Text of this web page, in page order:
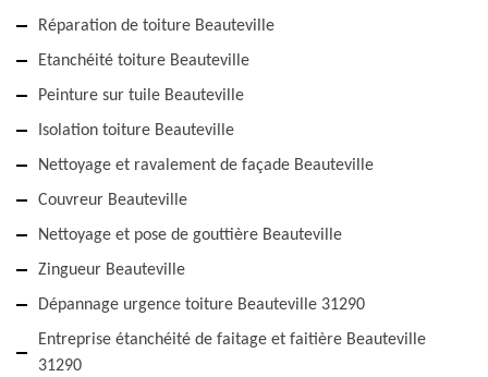
Réparation de toiture Beauteville
Etanchéité toiture Beauteville
Peinture sur tuile Beauteville
Isolation toiture Beauteville
Nettoyage et ravalement de façade Beauteville
Couvreur Beauteville
Nettoyage et pose de gouttière Beauteville
Zingueur Beauteville
Dépannage urgence toiture Beauteville 31290
Entreprise étanchéité de faitage et faitière Beauteville
31290